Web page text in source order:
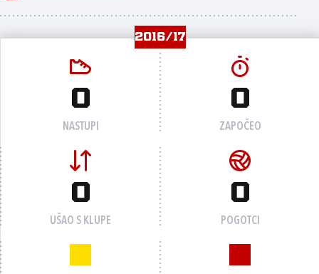
2016/17
0
NASTUPI
0
ZAPOČEO
0
UŠAO S KLUPE
0
POGOTCI